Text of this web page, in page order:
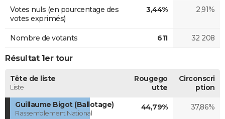
Votes nuls (en pourcentage des
votes exprimés)
3,44% 2,91%
Nombre de votants 611 32 208
Résultat 1er tour
Tête de liste
Liste
Rougego
utte
Circonscri
ption
Guillaume Bigot (Ballotage)
Rassemblement National
44,79% 37,86%